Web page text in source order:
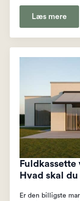
Læs mere
Hvad skal
Er den billigste